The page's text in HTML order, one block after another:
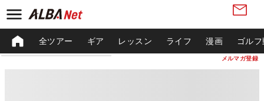
メルマガ登録
全ツアー ギア レッスン ライフ 漫画 ゴル